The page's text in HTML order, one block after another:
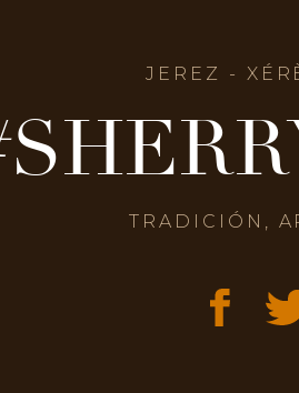
JEREZ -
TRADICIÓN,